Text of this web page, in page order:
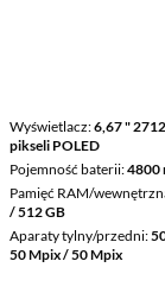
Wyświetlacz 6,67 "
pikseli POLED
Pojemność baterii 4800
Pamięć RAM/
/ 512 GB
Aparaty tylny/przedni
50 Mpix / 50 Mpix